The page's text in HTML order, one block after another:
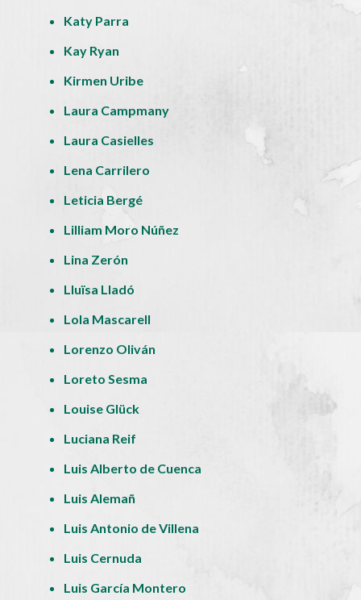
Katy Parra
Kay Ryan
Kirmen Uribe
Laura Campmany
Laura Casielles
Lena Carrilero
Leticia Bergé
Lilliam Moro Núñez
Lina Zerón
Lluïsa Lladó
Lola Mascarell
Lorenzo Oliván
Loreto Sesma
Louise Glück
Luciana Reif
Luis Alberto de Cuenca
Luis Alemañ
Luis Antonio de Villena
Luis Cernuda
Luis García Montero